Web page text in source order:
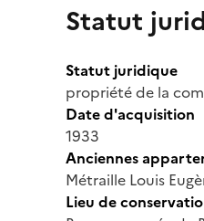
Statut
Statut juridique
propriété de la
Date d'acquisition
1933
Anciennes
Métraille Louis
Lieu de